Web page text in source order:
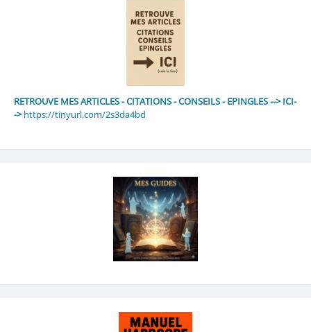
RETROUVE MES ARTICLES - CITATIONS - CONSEILS - EPINGLES --> ICI-
-> https://tinyurl.com/2s3da4bd